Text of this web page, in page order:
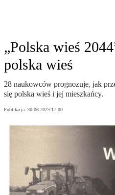
„Polska wieś
polska wieś
28 naukowców prognozuje, jak
się polska wieś i jej mieszkańcy.
Publikacja: 30.06.2023 17:00